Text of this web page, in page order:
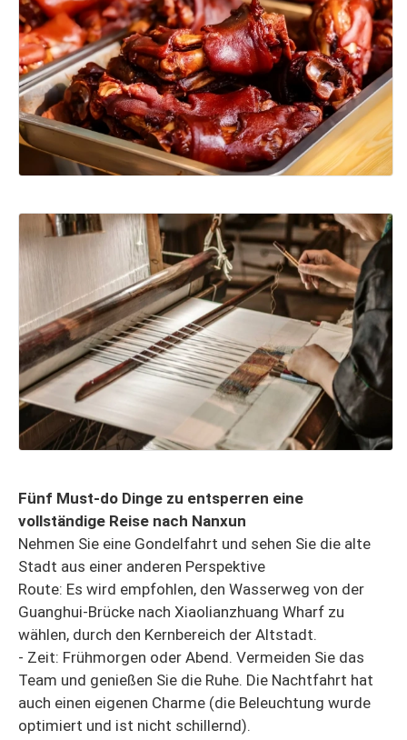
Fünf Must-do Dinge zu entsperren eine
vollständige Reise nach Nanxun
Nehmen Sie eine Gondelfahrt und sehen Sie die alte
Stadt aus einer anderen Perspektive
Route: Es wird empfohlen, den Wasserweg von der
Guanghui-Brücke nach Xiaolianzhuang Wharf zu
wählen, durch den Kernbereich der Altstadt.
- Zeit: Frühmorgen oder Abend. Vermeiden Sie das
Team und genießen Sie die Ruhe. Die Nachtfahrt hat
auch einen eigenen Charme (die Beleuchtung wurde
optimiert und ist nicht schillernd).